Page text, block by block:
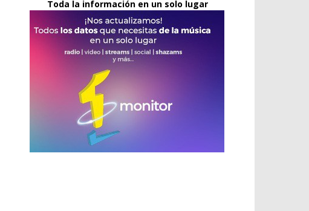
Toda la información en un solo lugar